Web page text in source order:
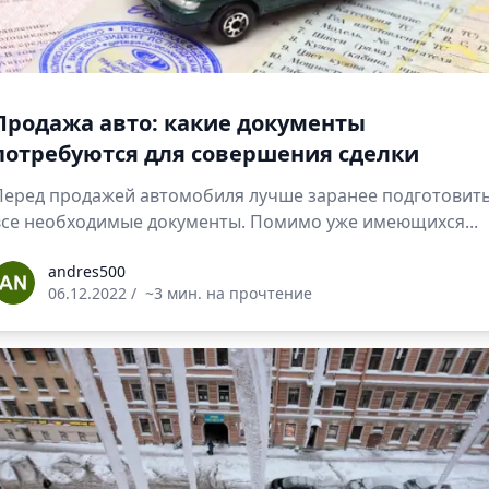
авто: какие документы
для совершения сделки
продажей автомобиля лучше заранее
необходимые документы. Помимо уже имеющихся...
andres500
06.12.2022 / ~3 мин. на прочтение